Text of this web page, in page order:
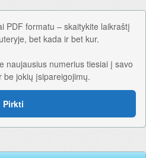
PDF formatu – skaitykite laikraštį
bet kada ir bet kur.
naujausius numerius tiesiai į savo
jokių įsipareigojimų.
Pirkti